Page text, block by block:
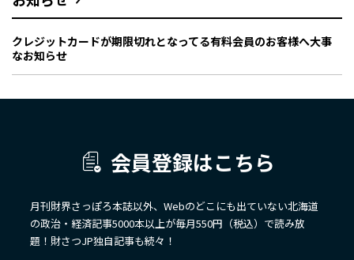
クレジットカードが期限切れとなってる有料会員のお客様へ大事
なお知らせ
会員登録はこちら
月刊財界さっぽろ本誌以外、Webのどこにも出ていない北海道
の政治・経済記事5000本以上が毎月550円（税込）で読み放
題！財さつJP独自記事も続々！